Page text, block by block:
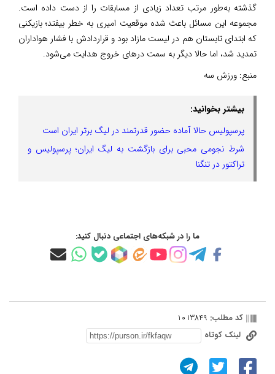
گذشته به‌طور مرتب تعداد زیادی از مسابقات را از دست داده است.
مجموعه این مسائل باعث شده موقعیت امیری به خطر بیفتد؛ بازیکنی
که ابتدای تابستان هم در لیست مازاد بود و قراردادش با فشار هواداران
تمدید شد، اما حالا دیگر به سمت درهای خروج هدایت می‌شود.
منبع: ورزش سه
بیشتر بخوانید:
پرسپولیس حالا آماده حضور قدرتمند در لیگ برتر ایران است
شرط نجومی محبی برای بازگشت به لیگ ایران؛ پرسپولیس و
تراکتور در تنگنا
ما را در شبکه‌های اجتماعی دنبال کنید:
کد مطلب: 1013849
لینک کوتاه